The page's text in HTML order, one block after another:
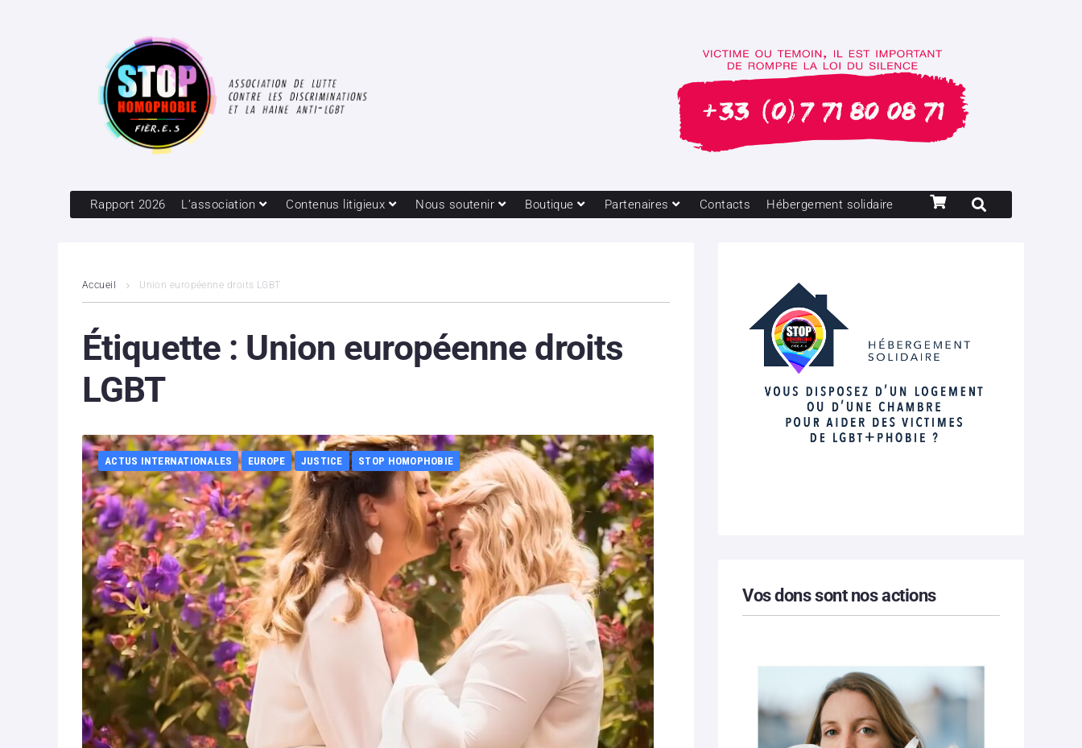
Rapport 2026 L’association Contenus litigieux Nous soutenir Boutique Partenaires Contacts Hébergement solidaire
Accueil Union européenne droits LGBT
Étiquette : Union européenne droits
LGBT
ACTUS INTERNATIONALES EUROPE JUSTICE STOP HOMOPHOBIE
Vos dons sont nos actions